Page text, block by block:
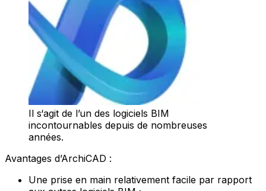
Il s‘agit de l’un des logiciels BIM
incontournables depuis de nombreuses
années.
Avantages d’ArchiCAD :
Une prise en main relativement facile par rapport